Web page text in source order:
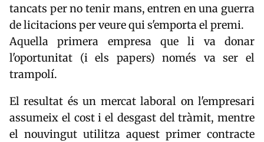
tancats per no tenir mans, entren en una guerra
de licitacions per veure qui s'emporta el premi.
Aquella primera empresa que li va donar
l'oportunitat (i els papers) només va ser el
trampolí.
El resultat és un mercat laboral on l'empresari
assumeix el cost i el desgast del tràmit, mentre
el nouvingut utilitza aquest primer contracte